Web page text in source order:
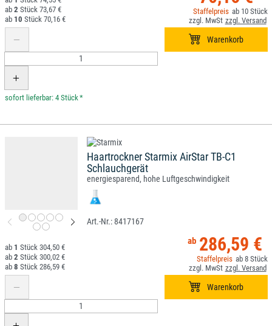
10
2
73,67 €
10
70,16 €
*
Haartrockner Starmix AirStar TB-C1
Schlauchgerät
energiesparend, hohe Luftgeschwindigkeit
8417167
286,59 €
8
1
304,50 €
2
300,02 €
8
286,59 €